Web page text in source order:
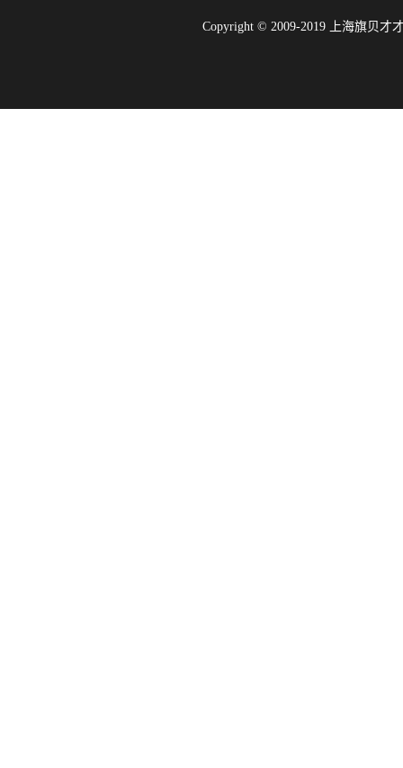
Copyright © 2009-2019 上海旗贝